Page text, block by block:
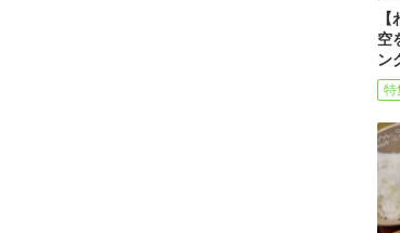
空
ン
特